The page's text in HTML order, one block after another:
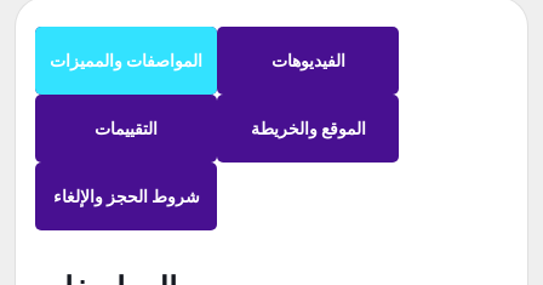
المواصفات والمميزات الفيديوهات
التقييمات الموقع والخريطة
شروط الحجز والإلغاء